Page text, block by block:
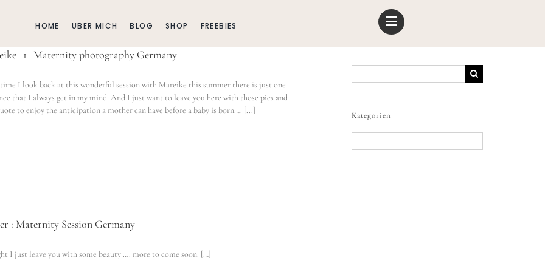
HOME ÜBER MICH BLOG SHOP FREEBIES
+1 | Maternity photography Germany
I look back at this wonderful session with Mareike this summer there is just one
that I always get in my mind. And I just want to leave you here with those pics and
to enjoy the anticipation a mother can have before a baby is born…. [...]
: Maternity Session Germany
I just leave you with some beauty …. more to come soon. […]
nach:
Kategorien